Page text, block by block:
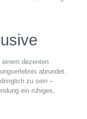
dezenten
abrundet.
zu sein –
ein ruhiges,